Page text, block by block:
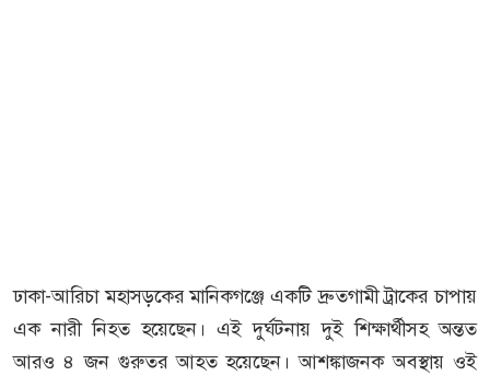
ঢাকা-আরিচা মহাসড়কের মানিকগঞ্জে একটি দ্রুতগামী ট্রাকের চাপায়
এক নারী নিহত হয়েছেন। এই দুর্ঘটনায় দুই শিক্ষার্থীসহ অন্তত
আরও ৪ জন গুরুতর আহত হয়েছেন। আশঙ্কাজনক অবস্থায় ওই